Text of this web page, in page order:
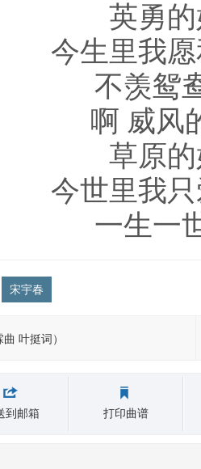
英勇
今生里我
不羡鸳
啊 威风
草原
今世里我
一生一
宋宇春
叶挺词）
到邮箱 打印曲谱